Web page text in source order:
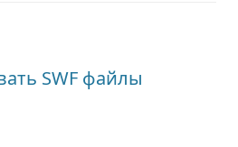
SWF файлы